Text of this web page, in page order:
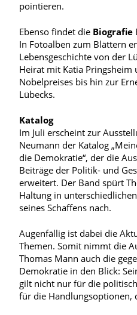
pointieren.
Ebenso findet die Biografie
In Fotoalben zum Blättern
Lebensgeschichte von der
Heirat mit Katia Pringsheim
Nobelpreises bis hin zur
Lübecks.
Katalog
Im Juli erscheint zur
Neumann der Katalog
die Demokratie“, der die
Beiträge der Politik- und
erweitert. Der Band spürt
Haltung in
seines Schaffens nach.
Augenfällig ist dabei die
Themen. Somit nimmt die
Thomas Mann auch die
Demokratie in den Blick:
gilt nicht nur für die
für die Handlungsoptionen,